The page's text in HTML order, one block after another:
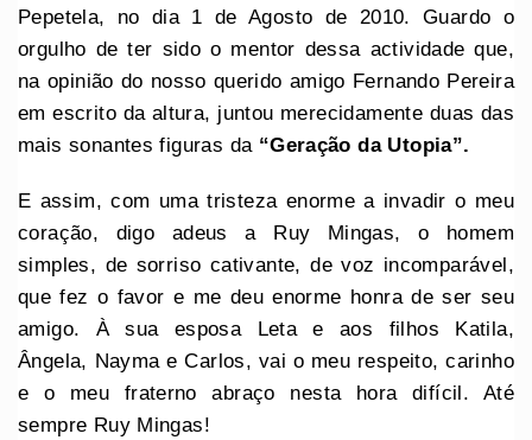
Pepetela, no dia 1 de Agosto de 2010. Guardo o
orgulho de ter sido o mentor dessa actividade que,
na opinião do nosso querido amigo Fernando Pereira
em escrito da altura, juntou merecidamente duas das
mais sonantes figuras da “Geração da Utopia”.
E assim, com uma tristeza enorme a invadir o meu
coração, digo adeus a Ruy Mingas, o homem
simples, de sorriso cativante, de voz incomparável,
que fez o favor e me deu enorme honra de ser seu
amigo. À sua esposa Leta e aos filhos Katila,
Ângela, Nayma e Carlos, vai o meu respeito, carinho
e o meu fraterno abraço nesta hora difícil. Até
sempre Ruy Mingas!